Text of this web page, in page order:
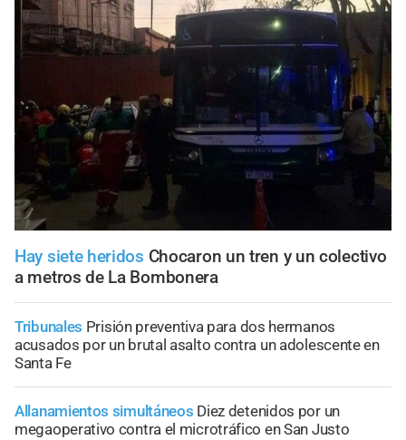
Hay siete heridos Chocaron un tren y un colectivo
a metros de La Bombonera
Tribunales Prisión preventiva para dos hermanos
acusados por un brutal asalto contra un adolescente en
Santa Fe
Allanamientos simultáneos Diez detenidos por un
megaoperativo contra el microtráfico en San Justo